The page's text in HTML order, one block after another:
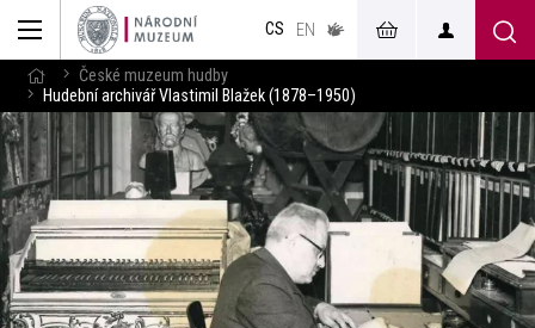
CS EN
v českém
jazyce
České muzeum hudby
Hudební archivář Vlastimil Blažek (1878–1950)